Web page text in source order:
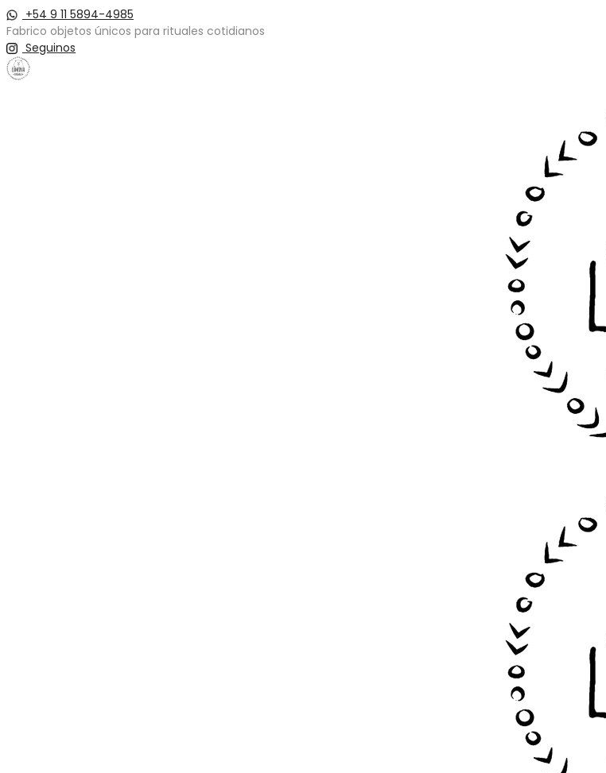
+54 9 11 5894-4985
Fabrico objetos únicos para rituales cotidianos
Seguinos